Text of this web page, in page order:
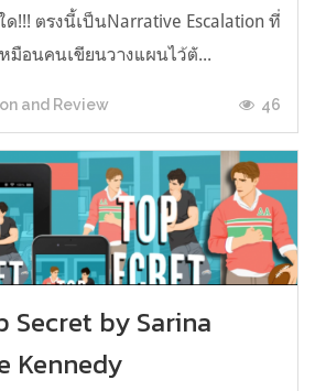
!!! ตรงนี้เป็นNarrative Escalation ที่
มือนคนเขียนวางแผนไว้ตั...
and Review 46
Secret by Sarina
Kennedy